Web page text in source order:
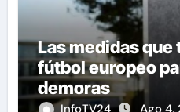
Las medidas que
fútbol europeo
demoras
InfoTV24 Ago 4,